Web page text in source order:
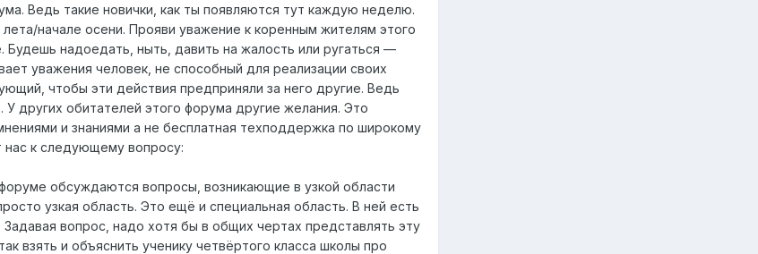
Ведь такие новички, как ты появляются тут каждую неделю.
начале осени. Прояви уважение к коренным жителям этого
Будешь надоедать, ныть, давить на жалость или ругаться —
уважения человек, не способный для реализации своих
чтобы эти действия предприняли за него другие. Ведь
других обитателей этого форума другие желания. Это
и знаниями а не бесплатная техподдержка по широкому
нас к следующему вопросу:
обсуждаются вопросы, возникающие в узкой области
узкая область. Это ещё и специальная область. В ней есть
вопрос, надо хотя бы в общих чертах представлять эту
взять и объяснить ученику четвёртого класса школы про